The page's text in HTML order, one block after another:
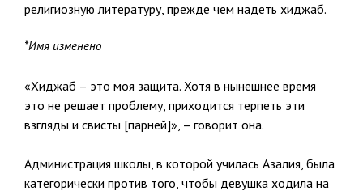
религиозную литературу, прежде чем надеть хиджаб.
*Имя изменено
«Хиджаб – это моя защита. Хотя в нынешнее время
это не решает проблему, приходится терпеть эти
взгляды и свисты [парней]», – говорит она.
Администрация школы, в которой училась Азалия, была
категорически против того, чтобы девушка ходила на